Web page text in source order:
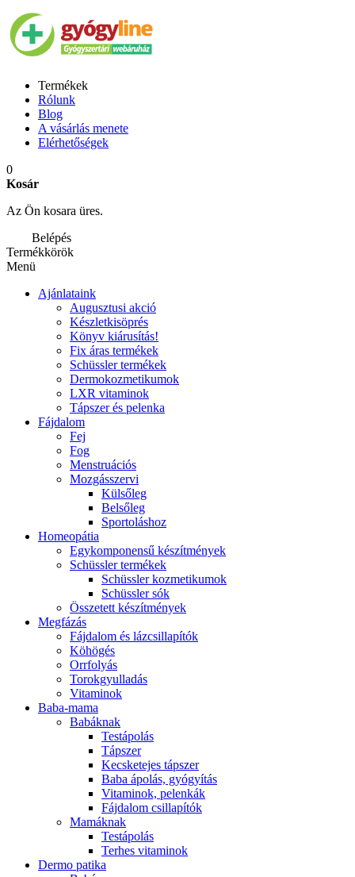
Termékek
Rólunk
Blog
A vásárlás menete
Elérhetőségek
0
Kosár
Az Ön kosara üres.
Belépés
Termékkörök
Menü
Ajánlataink
Augusztusi akció
Készletkisöprés
Könyv kiárusítás!
Fix áras termékek
Schüssler termékek
Dermokozmetikumok
LXR vitaminok
Tápszer és pelenka
Fájdalom
Fej
Fog
Menstruációs
Mozgásszervi
Külsőleg
Belsőleg
Sportoláshoz
Homeopátia
Egykomponensű készítmények
Schüssler termékek
Schüssler kozmetikumok
Schüssler sók
Összetett készítmények
Megfázás
Fájdalom és lázcsillapítók
Köhögés
Orrfolyás
Torokgyulladás
Vitaminok
Baba-mama
Babáknak
Testápolás
Tápszer
Kecsketejes tápszer
Baba ápolás, gyógyítás
Vitaminok, pelenkák
Fájdalom csillapítók
Mamáknak
Testápolás
Terhes vitaminok
Dermo patika